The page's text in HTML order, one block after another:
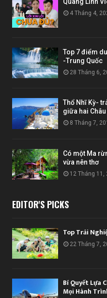
4 Tháng 4,
Top 7 điểm
-Trung Quốc
28 Tháng 6,
Thổ Nhĩ Kỳ-
giữa hai
8 Tháng 7,
Có một Ma
vừa nên thơ
12 Tháng 11,
EDITOR'S PICKS
Top Trải
22 Tháng 7,
Bí Quyết Lựa
Mọi Hành